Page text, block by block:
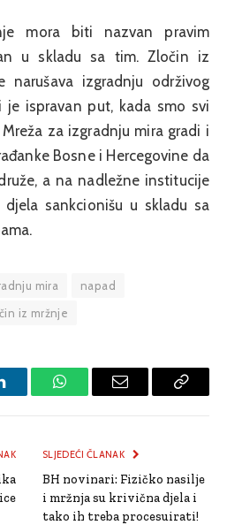
mora biti nazvan pravim
u skladu sa tim. Zločin iz
narušava izgradnju održivog
je ispravan put, kada smo svi
za izgradnju mira gradi i
Bosne i Hercegovine da
a na nadležne institucije
sankcionišu u skladu sa
mira
napad
iz mržnje
WhatsAppEmail
Copy
SLJEDEĆI ČLANAK
BH novinari: Fizičko nasilje
i mržnja su krivična djela i
tako ih treba procesuirati!